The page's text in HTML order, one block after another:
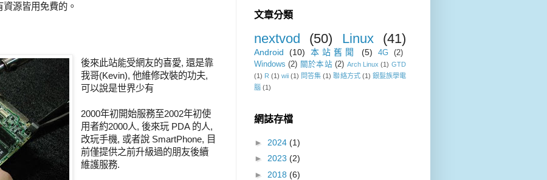
源皆用免費的。
後來此站能受網友的喜愛, 還是靠
我哥(Kevin), 他維修改裝的功夫,
可以說是世界少有
2000年初開始服務至2002年初使
用者約2000人, 後來玩 PDA 的人,
改玩手機, 或者說 SmartPhone, 目
前僅提供之前升級過的朋友後續
維護服務.
文章分類
nextvod (50) Linux (41)
Android (10) 本站舊聞 (5) 4G
(2)
Windows (2) 關於本站 (2) Arch Linux (1) GTD
(1) R (1) wii (1) 問答集 (1) 聯絡方式 (1) 銀髮族學電
腦 (1)
網誌存檔
► 2024 (1)
► 2023 (2)
► 2018 (6)